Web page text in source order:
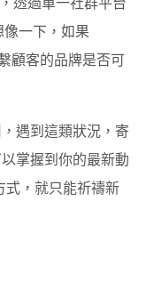
一下，如果
顧客的品牌是否可
遇到這類狀況，寄
掌握到你的最新動
式，就只能祈禱新